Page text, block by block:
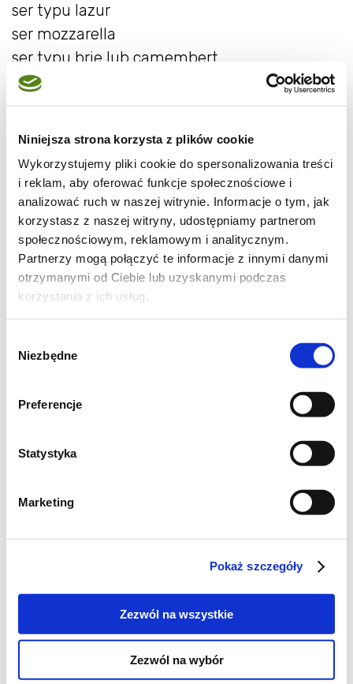
Niniejsza strona korzysta z plików cookie
Wykorzystujemy pliki cookie do spersonalizowania treści
i reklam, aby oferować funkcje społecznościowe i
analizować ruch w naszej witrynie. Informacje o tym, jak
korzystasz z naszej witryny, udostępniamy partnerom
społecznościowym, reklamowym i analitycznym.
Partnerzy mogą połączyć te informacje z innymi danymi
otrzymanymi od Ciebie lub uzyskanymi podczas
korzystania z ich usług.
zgody
Niezbędne
Preferencje
Statystyka
Marketing
Pokaż szczegóły
Zezwól na wszystkie
Zezwól na wybór
ser typu lazur
ser mozzarella
ser typu brie lub camembert
masło roztopione
Ciasto francuskie kroimy w kwadraty (np.
radełkiem). Każdy kwadracik smarujemy
odrobiną rozpuszczonego masła i układamy
na nim po kawałeczku z każdego typu sera.
Zapiekamy w 230 st. C ok. 10 - 15 minut (lub
do zrumienienia ciasta). Serwujemy na zimno
lub ciepło. Jak sobie życzycie.:D
Smacznego!
Przepis bierze udział w akcji: